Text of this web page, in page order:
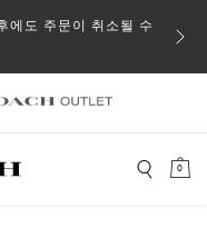
에도 주문이 취소될 수
0